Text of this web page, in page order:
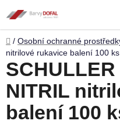
na
obsah
Domů
/ Osobní ochranné
nitrilové rukavice balení 100 ks
SCHULLER
NITRIL
balení 100